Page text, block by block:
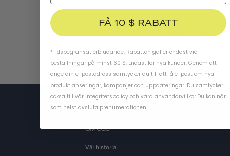
OM OSS
Vår historia
FÅ 10 $ RABATT
*Tidsbegränsat erbjudande. Rabatten gäller endast vid
beställningar på minst 60 $. Endast för nya kunder. Genom att
ange din e-postadress samtycker du till att få e-post om nya
produktlanseringar, kampanjer och uppdateringar. Du samtycker
också till vår integritetspolicy och våra användarvillkor.Du kan när
som helst avsluta prenumerationen.